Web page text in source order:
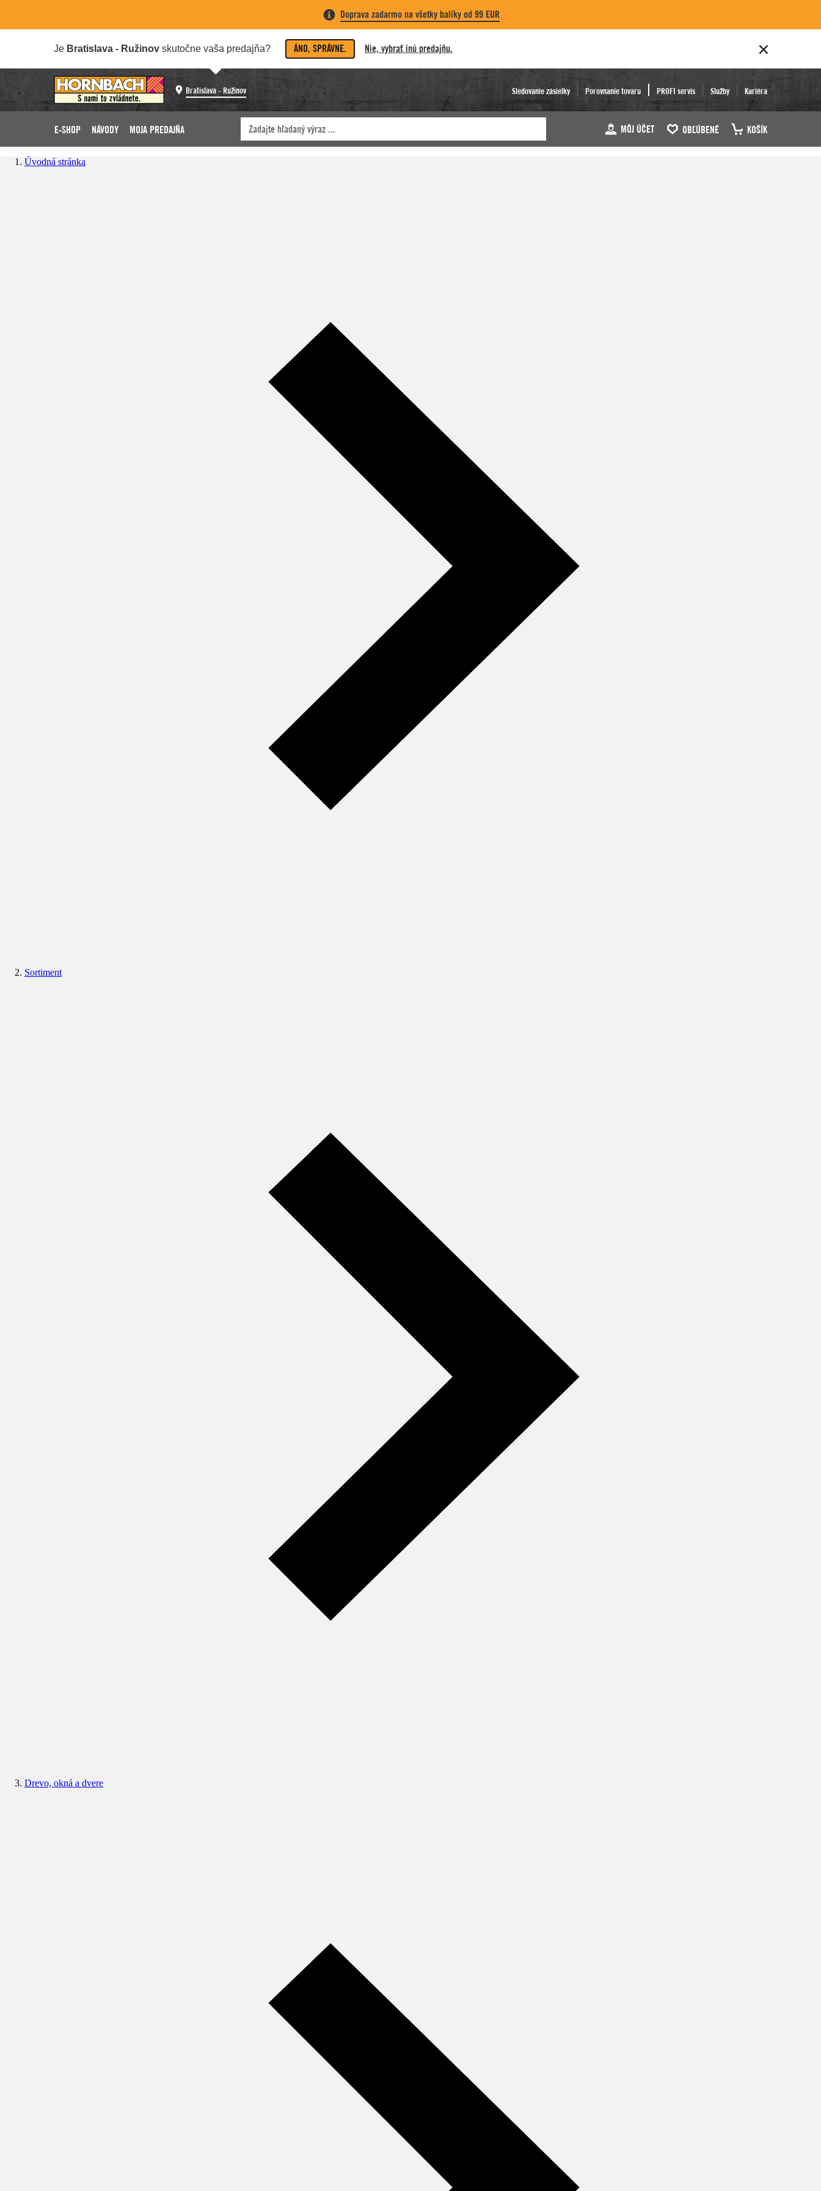
Doprava zadarmo na všetky balíky od 99 EUR
Je Bratislava - Ružinov skutočne vaša predajňa? ÁNO, SPRÁVNE. Nie, vybrať inú predajňu.
Bratislava - Ružinov Sledovanie zásielky Porovnanie tovaru PROFI servis Služby Kariéra
E-SHOP NÁVODY MOJA PREDAJŇA MÔJ ÚČET OBĽÚBENÉ KOŠÍK
Úvodná stránka
Sortiment
Drevo, okná a dvere